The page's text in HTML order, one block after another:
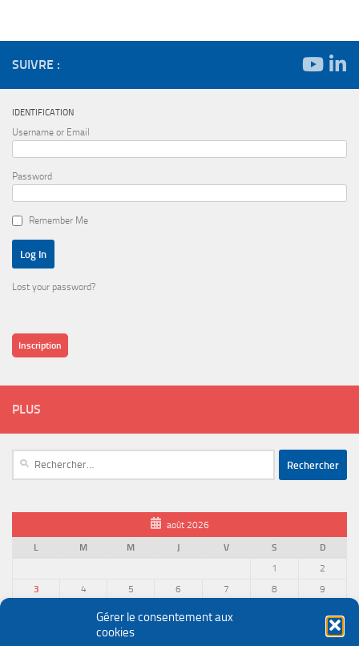
Gérer le consentement aux
cookies
SUIVRE :
IDENTIFICATION
Username or Email
Password
Remember Me
Lost your password?
Inscription
PLUS
août 2026
L
M M J V S
D
1
2
3
4 5 6 7 8
9
12
19 23